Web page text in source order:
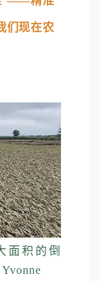
们现在农
面积的倒